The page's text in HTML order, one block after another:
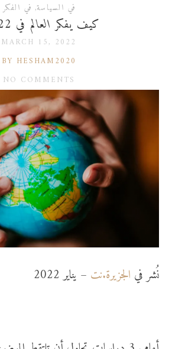
في السياسة, في الفكر
كيف يفكر العالم في 2022؟
MARCH 15, 2022
BY HESHAM2020
NO COMMENTS
نُشر في الجزيرة.نت – يناير 2022